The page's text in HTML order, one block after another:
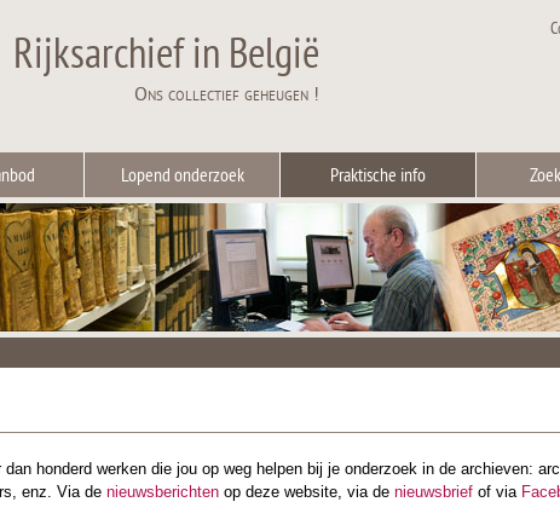
Rijksarchief in België
Ons collectief geheugen !
Lopend onderzoek Praktische info
honderd werken die jou op weg helpen bij je onderzoek in de archieven:
enz. Via de nieuwsberichten op deze website, via de nieuwsbrief of via